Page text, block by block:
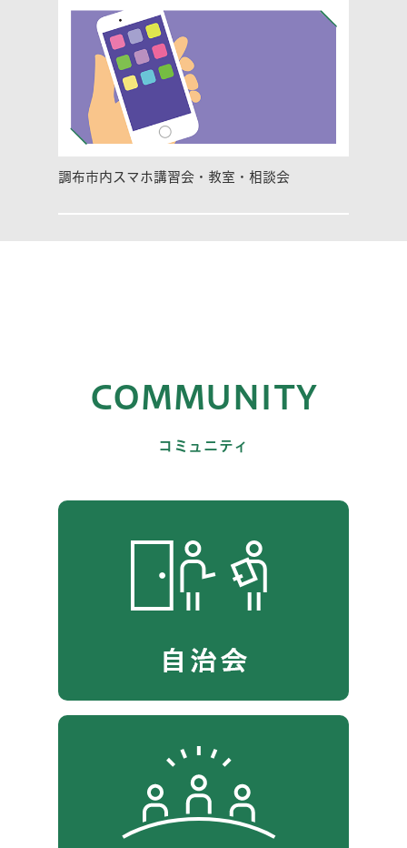
調布市内スマホ講習会・教室・相談会
COMMUNITY
コミュニティ